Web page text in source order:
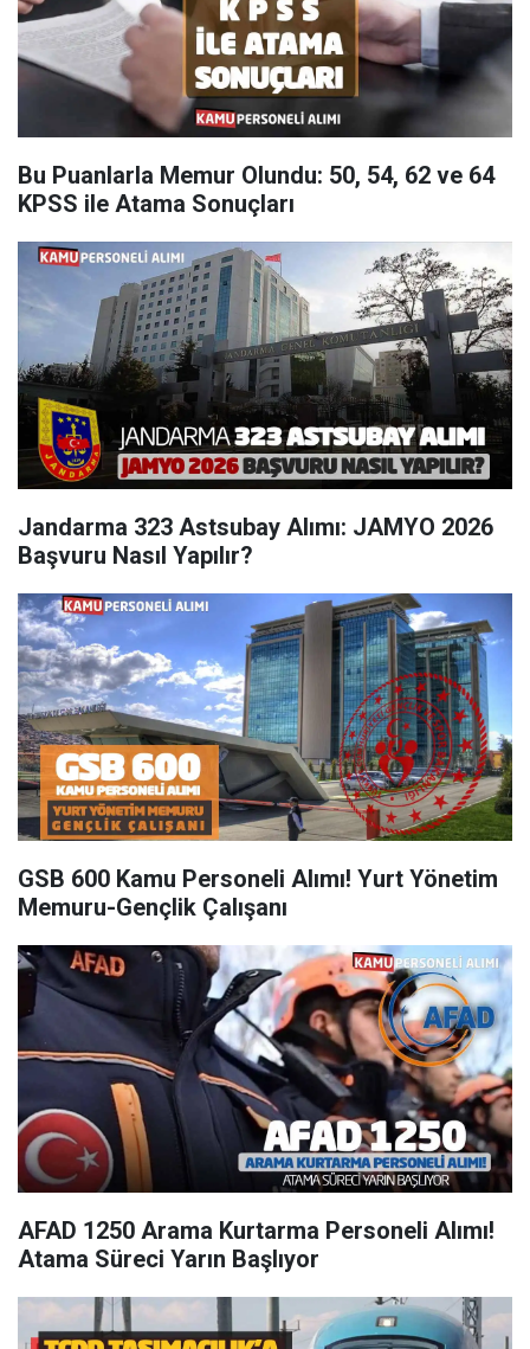
Bu Puanlarla Memur Olundu: 50, 54, 62 ve 64
KPSS ile Atama Sonuçları
Jandarma 323 Astsubay Alımı: JAMYO 2026
Başvuru Nasıl Yapılır?
GSB 600 Kamu Personeli Alımı! Yurt Yönetim
Memuru-Gençlik Çalışanı
AFAD 1250 Arama Kurtarma Personeli Alımı!
Atama Süreci Yarın Başlıyor